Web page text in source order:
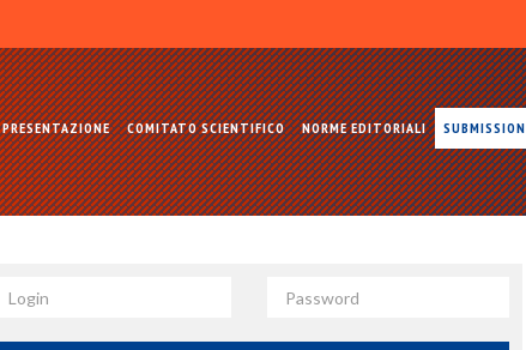
PRESENTAZIONE COMITATO SCIENTIFICO NORME EDITORIALI SUBMISSION